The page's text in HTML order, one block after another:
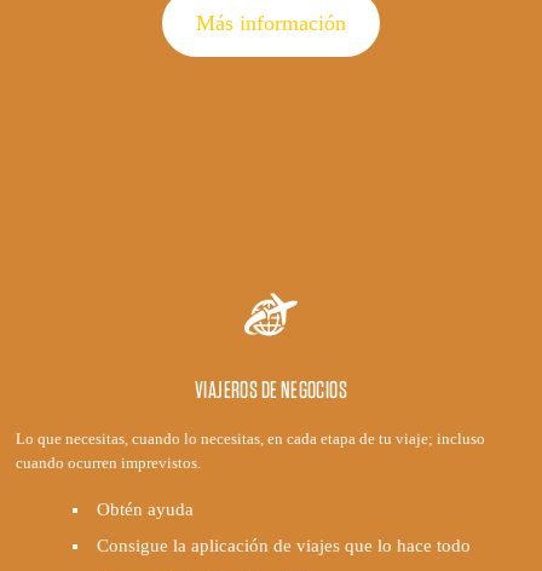
Más información
VIAJEROS DE NEGOCIOS
Lo que necesitas, cuando lo necesitas, en cada etapa de tu viaje; incluso
cuando ocurren imprevistos.
Obtén ayuda
Consigue la aplicación de viajes que lo hace todo